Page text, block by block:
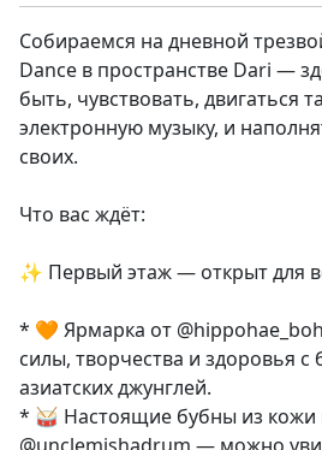
Собираемся на дневной
Dance в пространстве Dari —
быть, чувствовать, двигаться
электронную музыку, и
своих.
Что вас ждёт:
✨ Первый этаж — открыт для
* 🧡 Ярмарка от
силы, творчества и здоровья с
азиатских джунглей.
* 🥁 Настоящие бубны из кожи